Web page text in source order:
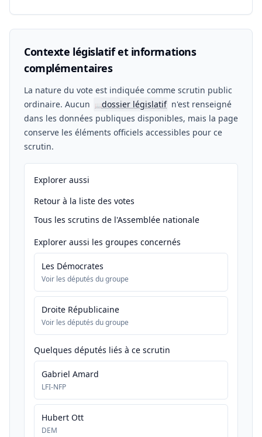
Contexte législatif et informations
complémentaires
La nature du vote est indiquée comme scrutin public
ordinaire. Aucun
📖dossier législatif n'est renseigné
dans les données publiques disponibles, mais la page
conserve les éléments officiels accessibles pour ce
scrutin.
Explorer aussi
Retour à la liste des votes
Tous les scrutins de l'Assemblée nationale
Explorer aussi les groupes concernés
Les Démocrates
Voir les députés du groupe
Droite Républicaine
Voir les députés du groupe
Quelques députés liés à ce scrutin
Gabriel Amard
LFI-NFP
Hubert Ott
DEM